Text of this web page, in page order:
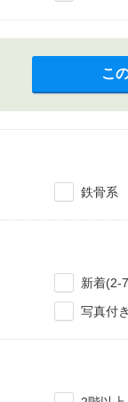
こ
鉄骨系
新着(2-
写真付